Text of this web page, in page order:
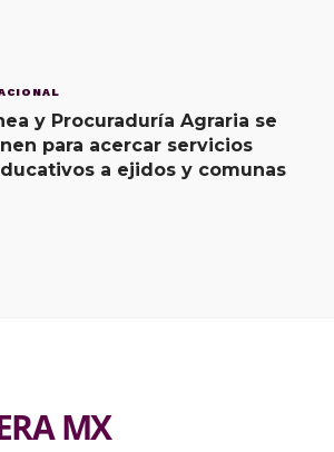
y Procuraduría Agraria se
para acercar servicios
a ejidos y comunas
MX